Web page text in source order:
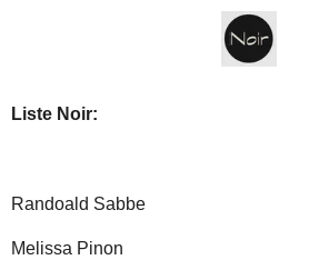
de
Liste Noir:
Randoald Sabbe
Melissa Pinon